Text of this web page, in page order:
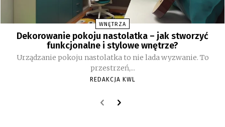
WNĘTRZA
Dekorowanie pokoju nastolatka – jak stworzyć
funkcjonalne i stylowe wnętrze?
Urządzanie pokoju nastolatka to nie lada wyzwanie. To
przestrzeń,...
REDAKCJA KWL